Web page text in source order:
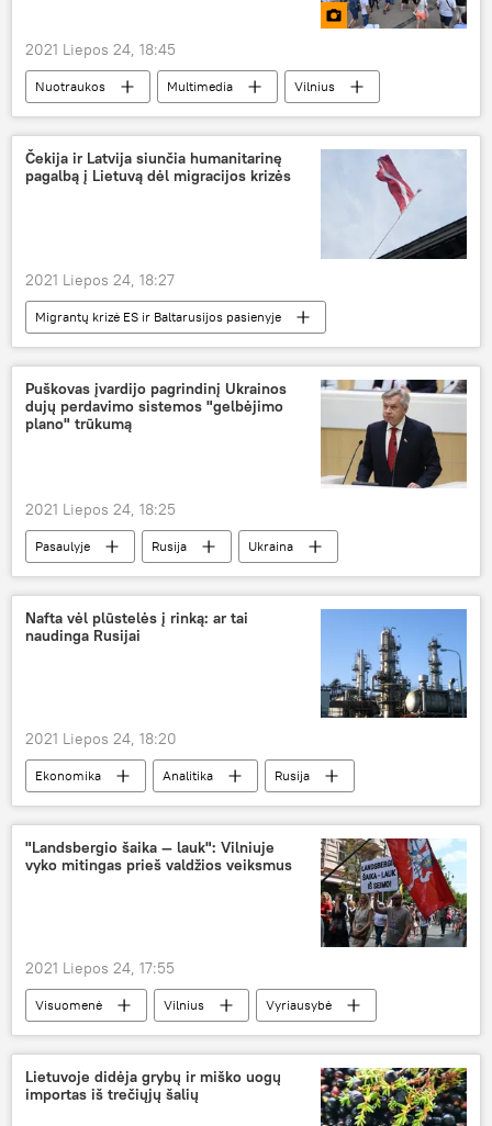
2021 Liepos 24, 18:45
Nuotraukos Multimedia
Vilnius
Lietuva
protesto akcija
Čekija ir Latvija siunčia humanitarinę
pagalbą į Lietuvą dėl migracijos krizės
2021 Liepos 24, 18:27
Migrantų krizė ES ir Baltarusijos pasienyje
Visuomenė
Lietuva
Vidaus reikalų ministerija (VRM)
Čekija
neteisėti migrantai
Latvija
Puškovas įvardijo pagrindinį Ukrainos
dujų perdavimo sistemos "gelbėjimo
plano" trūkumą
2021 Liepos 24, 18:25
Pasaulyje Rusija
Ukraina
dujos
Aleksejus Puškovas
Nord Stream-2
Nafta vėl plūstelės į rinką: ar tai
naudinga Rusijai
2021 Liepos 24, 18:20
Ekonomika Analitika
Rusija
nafta
"Landsbergio šaika — lauk": Vilniuje
vyko mitingas prieš valdžios veiksmus
2021 Liepos 24, 17:55
Visuomenė Vilnius
Vyriausybė
protesto akcija
koronavirusas
pandemija
vakcina
Lietuvoje didėja grybų ir miško uogų
importas iš trečiųjų šalių